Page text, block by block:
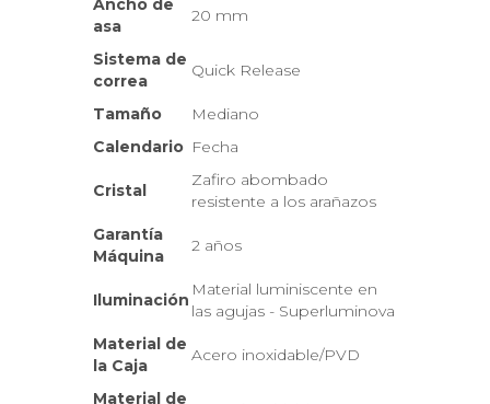
Ancho de
asa
20 mm
Sistema de
correa
Quick Release
Tamaño
Mediano
Calendario Fecha
Cristal
Zafiro abombado
resistente a los arañazos
Garantía
Máquina
2 años
Iluminación
Material luminiscente en
las agujas - Superluminova
Material de
la Caja
Acero inoxidable/PVD
Material de